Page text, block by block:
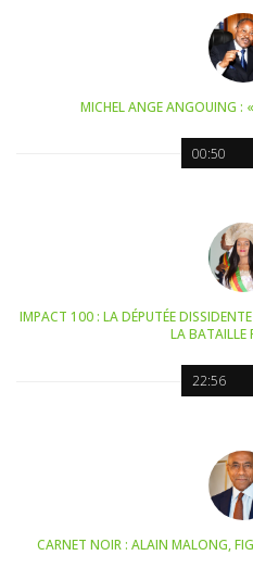
00:50
MICHEL ANGE ANGOUING :
22:56
IMPACT 100 : LA DÉPUTÉE
LA BATAILLE
CARNET NOIR : ALAIN MALONG,